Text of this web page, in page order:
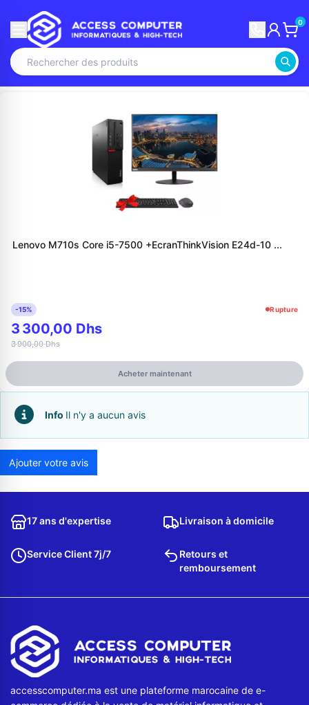
0
Appelez-nous au
06 37 08 07 06
Contactez-nous
Envoyer un message
Lenovo M710s Core i5-7500 +EcranThinkVision E24d-10 ...
-15% Rupture
3 300,00 Dhs
3 900,00 Dhs
Acheter maintenant
Info Il n'y a aucun avis
Ajouter votre avis
17 ans d'expertise Livraison à domicile
Service Client 7j/7
Retours et
remboursement
accesscomputer.ma est une plateforme marocaine de e-